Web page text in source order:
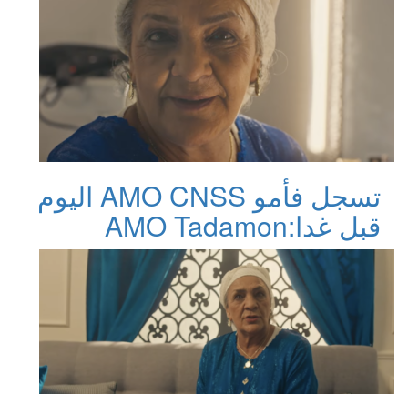
تسجل فأمو AMO CNSS اليوم
قبل غدا:AMO Tadamon